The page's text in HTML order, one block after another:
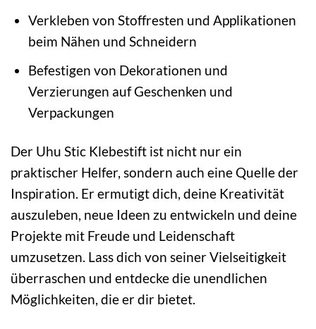
Verkleben von Stoffresten und Applikationen
beim Nähen und Schneidern
Befestigen von Dekorationen und
Verzierungen auf Geschenken und
Verpackungen
Der Uhu Stic Klebestift ist nicht nur ein
praktischer Helfer, sondern auch eine Quelle der
Inspiration. Er ermutigt dich, deine Kreativität
auszuleben, neue Ideen zu entwickeln und deine
Projekte mit Freude und Leidenschaft
umzusetzen. Lass dich von seiner Vielseitigkeit
überraschen und entdecke die unendlichen
Möglichkeiten, die er dir bietet.